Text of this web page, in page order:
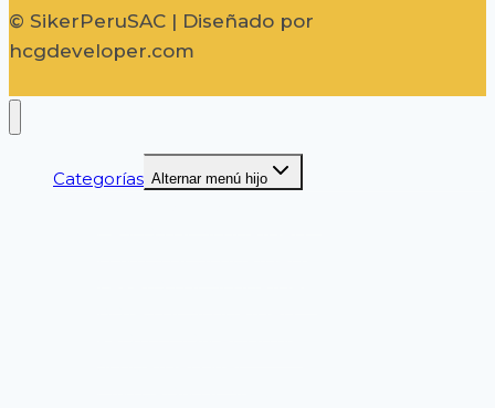
© SikerPeruSAC | Diseñado por
hcgdeveloper.com
Categorías Alternar menú hijo